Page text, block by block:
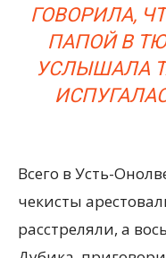
ГОВОРИЛА,
ПАПОЙ В
УСЛЫШАЛА
Всего в Усть-
чекисты
расстреляли, а